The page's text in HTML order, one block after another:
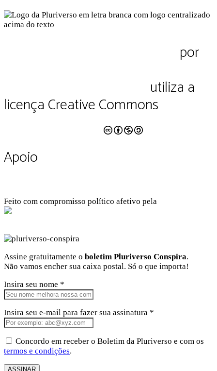
por
utiliza a
licença Creative Commons
Apoio
Feito com compromisso político afetivo pela
Assine gratuitamente o boletim Pluriverso Conspira.
Não vamos encher sua caixa postal. Só o que importa!
Insira seu nome *
Insira seu e-mail para fazer sua assinatura *
Concordo em receber o Boletim da Pluriverso e com os
termos e condições.